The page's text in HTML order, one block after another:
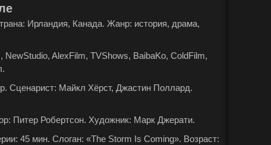
Ирландия, Канада. Жанр: история, драма,
AlexFilm, TVShows, BaibaKo, ColdFilm,
Сценарист: Майкл Хёрст, Джастин Поллард.
Питер Робертсон. Художник: Марк Джерати.
45 мин. Слоган: «The Storm Is Coming». Возраст: